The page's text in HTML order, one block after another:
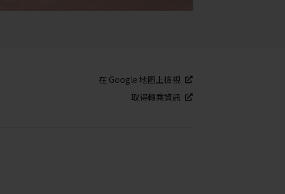
在 Google 地圖上檢視
取得轉乘資訊